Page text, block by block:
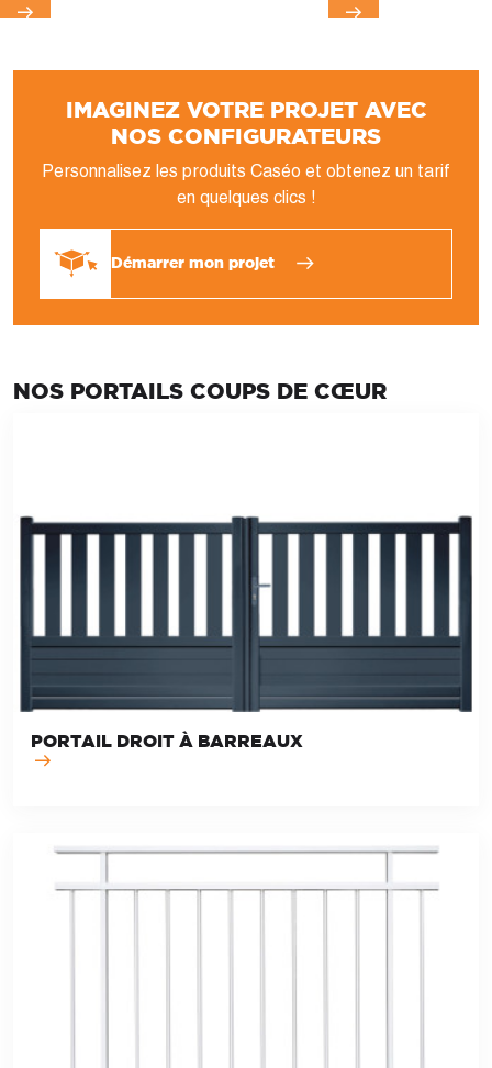
IMAGINEZ VOTRE PROJET AVEC
NOS CONFIGURATEURS
Personnalisez les produits Caséo et obtenez un tarif
en quelques clics !
Démarrer mon projet
NOS PORTAILS COUPS DE CŒUR
PORTAIL DROIT À BARREAUX